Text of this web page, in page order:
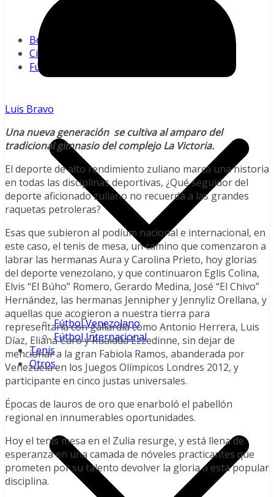
Boxeo
Ciclismo
Fútbol
Fútbol Venezolano
Fútbol Internacional
Tenis
Otros
Luis Bravo
Una nueva generación se cultiva al amparo del
tradicional gimnasio del complejo La Victoria.
El deporte de alto rendimiento zuliano marca una historia
en todas las disciplinas deportivas, ¿Qué seguidor del
deporte aficionado zuliano no recuerda a las grandes
raquetas petroleras?
Esas que subieron al podíum nacional e internacional, en
este caso, el tenis de mesa, un camino que comenzaron a
labrar las hermanas Aura y Carolina Prieto, hoy glorias
del deporte venezolano, y que continuaron Eglis Colina,
Elvis “El Búho” Romero, Gerardo Medina, José “El Chivo”
Hernández, las hermanas Jennipher y Jennyliz Orellana, y
aquellas que acogieron a nuestra tierra para
representarla con gallardía como Antonio Herrera, Luis
Díaz, Eliana Caro y Ruaidda Ezzedinne, sin dejar de
mencionar a la gran Fabiola Ramos, abanderada por
Venezuela en los Juegos Olímpicos Londres 2012, y
participante en cinco justas universales.
Épocas de lauros de oro que enarboló el pabellón
regional en innumerables oportunidades.
Hoy el tenis mesa en el Zulia resurge, y está llena de
esperanza en una camada de nóveles practicantes que
prometen por su talento devolver la gloria a esta popular
disciplina.